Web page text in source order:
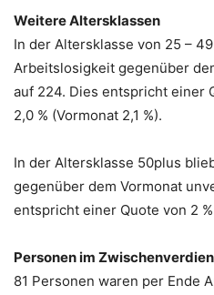
Weitere Altersklassen
In der Altersklasse von 25 –
Arbeitslosigkeit gegenüber
auf 224. Dies entspricht einer
2,0 % (Vormonat 2,1 %).
In der Altersklasse 50plus
gegenüber dem Vormonat
entspricht einer Quote von 2
Personen im
81 Personen waren per Ende